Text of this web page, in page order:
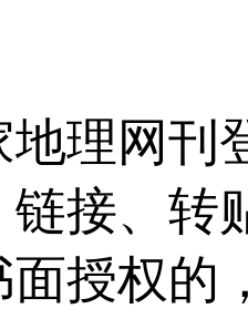
地理网刊
接、转
面授权的